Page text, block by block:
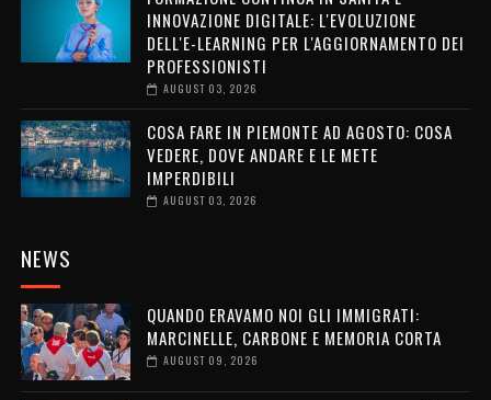
INNOVAZIONE DIGITALE: L'EVOLUZIONE
DELL'E-LEARNING PER L'AGGIORNAMENTO DEI
PROFESSIONISTI
AUGUST 03, 2026
COSA FARE IN PIEMONTE AD AGOSTO: COSA
VEDERE, DOVE ANDARE E LE METE
IMPERDIBILI
AUGUST 03, 2026
NEWS
QUANDO ERAVAMO NOI GLI IMMIGRATI:
MARCINELLE, CARBONE E MEMORIA CORTA
AUGUST 09, 2026